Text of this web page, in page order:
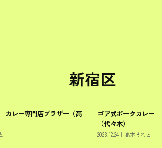
新宿区
カレー専門店ブラザー（高
新宿区
ゴア式ポークカレー
（代々木）
2023.12.24 ｜ 高木それと